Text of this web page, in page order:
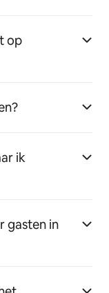
op
ik
gasten in